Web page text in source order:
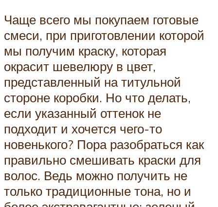
Чаще всего мы покупаем готовые
смеси, при приготовлении которой
мы получим краску, которая
окрасит шевелюру в цвет,
представленный на титульной
стороне коробки. Но что делать,
если указанный оттенок не
подходит и хочется чего-то
новенького? Пора разобраться как
правильно смешивать краски для
волос. Ведь можно получить не
только традиционные тона, но и